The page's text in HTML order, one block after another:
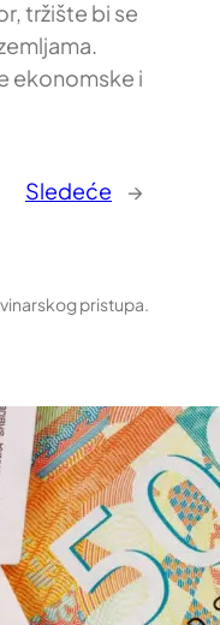
tržište bi se
ekonomske i
Sledeće →
pristupa.